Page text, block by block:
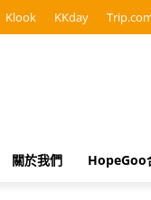
Klook KKday
關於我們 HopeGoo